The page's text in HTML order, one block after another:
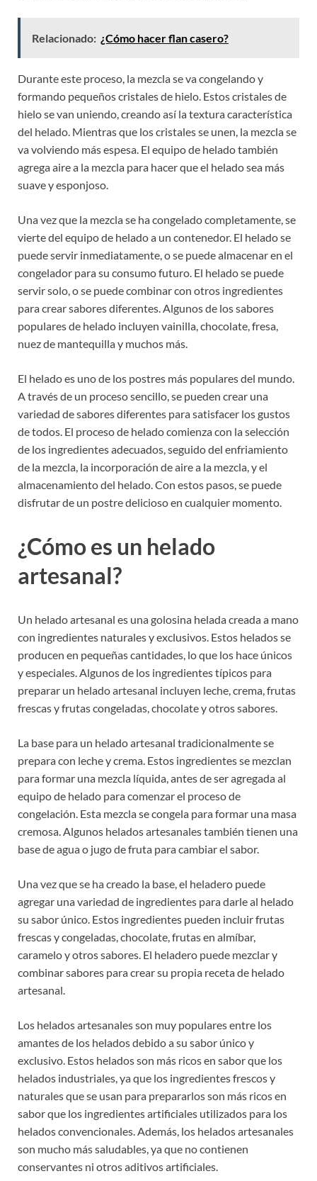
Relacionado: ¿Cómo hacer flan casero?
Durante este proceso, la mezcla se va congelando y
formando pequeños cristales de hielo. Estos cristales de
hielo se van uniendo, creando así la textura característica
del helado. Mientras que los cristales se unen, la mezcla se
va volviendo más espesa. El equipo de helado también
agrega aire a la mezcla para hacer que el helado sea más
suave y esponjoso.
Una vez que la mezcla se ha congelado completamente, se
vierte del equipo de helado a un contenedor. El helado se
puede servir inmediatamente, o se puede almacenar en el
congelador para su consumo futuro. El helado se puede
servir solo, o se puede combinar con otros ingredientes
para crear sabores diferentes. Algunos de los sabores
populares de helado incluyen vainilla, chocolate, fresa,
nuez de mantequilla y muchos más.
El helado es uno de los postres más populares del mundo.
A través de un proceso sencillo, se pueden crear una
variedad de sabores diferentes para satisfacer los gustos
de todos. El proceso de helado comienza con la selección
de los ingredientes adecuados, seguido del enfriamiento
de la mezcla, la incorporación de aire a la mezcla, y el
almacenamiento del helado. Con estos pasos, se puede
disfrutar de un postre delicioso en cualquier momento.
¿Cómo es un helado
artesanal?
Un helado artesanal es una golosina helada creada a mano
con ingredientes naturales y exclusivos. Estos helados se
producen en pequeñas cantidades, lo que los hace únicos
y especiales. Algunos de los ingredientes típicos para
preparar un helado artesanal incluyen leche, crema, frutas
frescas y frutas congeladas, chocolate y otros sabores.
La base para un helado artesanal tradicionalmente se
prepara con leche y crema. Estos ingredientes se mezclan
para formar una mezcla líquida, antes de ser agregada al
equipo de helado para comenzar el proceso de
congelación. Esta mezcla se congela para formar una masa
cremosa. Algunos helados artesanales también tienen una
base de agua o jugo de fruta para cambiar el sabor.
Una vez que se ha creado la base, el heladero puede
agregar una variedad de ingredientes para darle al helado
su sabor único. Estos ingredientes pueden incluir frutas
frescas y congeladas, chocolate, frutas en almíbar,
caramelo y otros sabores. El heladero puede mezclar y
combinar sabores para crear su propia receta de helado
artesanal.
Los helados artesanales son muy populares entre los
amantes de los helados debido a su sabor único y
exclusivo. Estos helados son más ricos en sabor que los
helados industriales, ya que los ingredientes frescos y
naturales que se usan para prepararlos son más ricos en
sabor que los ingredientes artificiales utilizados para los
helados convencionales. Además, los helados artesanales
son mucho más saludables, ya que no contienen
conservantes ni otros aditivos artificiales.